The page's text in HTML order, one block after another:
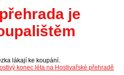
je
lákají ke koupání.
konec léta na Hostivařské přehradě